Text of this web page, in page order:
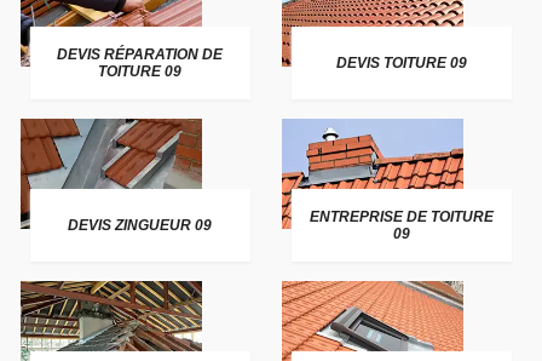
DEVIS RÉPARATION DE
TOITURE 09
DEVIS TOITURE 09
DEVIS ZINGUEUR 09
ENTREPRISE DE TOITURE
09